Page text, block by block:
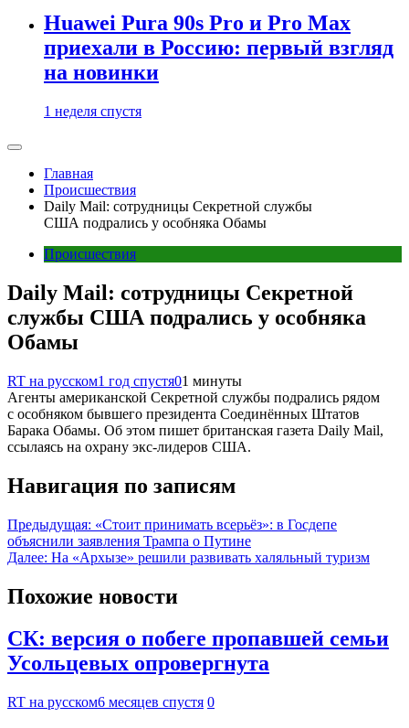
Huawei Pura 90s Pro и Pro Max
приехали в Россию: первый взгляд
на новинки
1 неделя спустя
Главная
Происшествия
Daily Mail: сотрудницы Секретной службы
США подрались у особняка Обамы
Происшествия
Daily Mail: сотрудницы Секретной
службы США подрались у особняка
Обамы
RT на русском1 год спустя01 минуты
Агенты американской Секретной службы подрались рядом
с особняком бывшего президента Соединённых Штатов
Барака Обамы. Об этом пишет британская газета Daily Mail,
ссылаясь на охрану экс-лидеров США.
Навигация по записям
Предыдущая: «Стоит принимать всерьёз»: в Госдепе
объяснили заявления Трампа о Путине
Далее: На «Архызе» решили развивать халяльный туризм
Похожие новости
СК: версия о побеге пропавшей семьи
Усольцевых опровергнута
RT на русском6 месяцев спустя 0